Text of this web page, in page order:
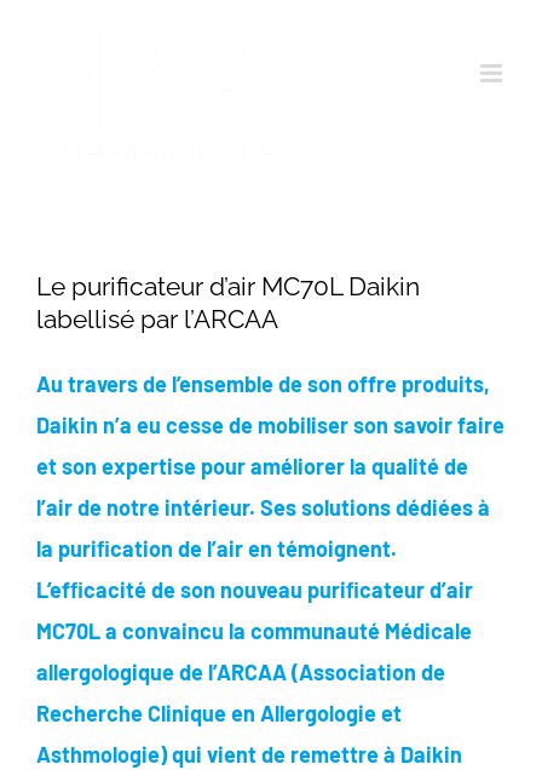
Le purificateur d’air MC70L Daikin
labellisé par l’ARCAA
Au travers de l’ensemble de son offre produits,
Daikin n’a eu cesse de mobiliser son savoir faire
et son expertise pour améliorer la qualité de
l’air de notre intérieur. Ses solutions dédiées à
la puriﬁcation de l’air en témoignent.
L’efﬁcacité de son nouveau puriﬁcateur d’air
MC70L a convaincu la communauté Médicale
allergologique de l’ARCAA (Association de
Recherche Clinique en Allergologie et
Asthmologie) qui vient de remettre à Daikin